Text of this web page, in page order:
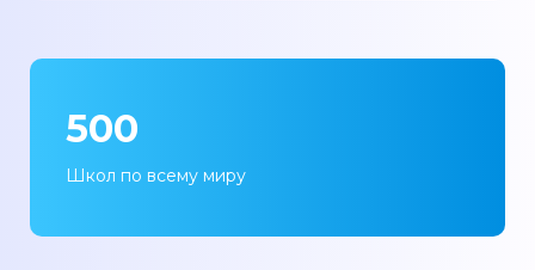
500
Школ по всему миру